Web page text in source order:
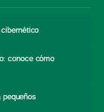
conoce cómo
pequeños